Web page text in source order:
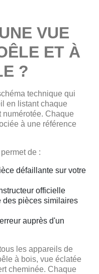
VUE
ET À
?
technique qui
en listant chaque
numérotée. Chaque
à une référence
de :
défaillante sur votre
officielle
des pièces similaires
auprès d'un
les appareils de
à bois, vue éclatée
cheminée. Chaque